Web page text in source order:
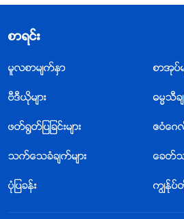
စာရင္း
မူလစာမ်က္ႏွာ စာအုပ္
ဗီဒီယိုမ်ား ဓမၼသီခ်
ဖတ္႐ြတ္ျပျခင္းမ်ား ဧဝံေဂ
သက္ေသခံခ်က္မ်ား ေခတ္
ပုံျပခန္း ကြၽန္ုပ္